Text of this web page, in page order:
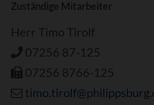
Zuständige Mitarbeiter
Herr Timo Tirolf
07256 87-125
07256 8766-125